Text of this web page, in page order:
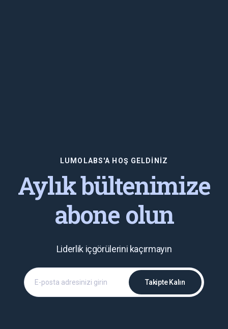
LUMOLABS'A HOŞ GELDINIZ
Aylık bültenimize
abone olun
Liderlik içgörülerini kaçırmayın